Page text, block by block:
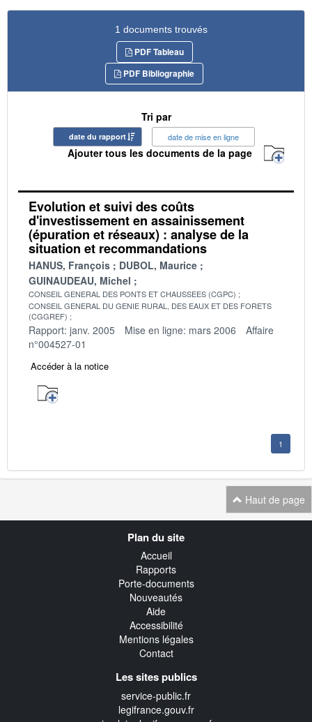
1 documents trouvés
PDF Tableau
PDF Bibliographie
Tri par
date du rapport date de mise en ligne
Ajouter tous les documents de la page
Evolution et suivi des coûts
d'investissement en assainissement
(épuration et réseaux) : analyse de la
situation et recommandations
HANUS, François
DUBOL, Maurice
GUINAUDEAU, Michel
CONSEIL GENERAL DES PONTS ET CHAUSSEES (CGPC)
CONSEIL GENERAL DU GENIE RURAL, DES EAUX ET DES FORETS
(CGGREF)
Rapport: janv. 2005 Mise en ligne: mars 2006
Affaire
n°004527-01
Accéder à la notice
1
Haut de page
Plan du site
Accueil
Rapports
Porte-documents
Nouveautés
Aide
Accessibilité
Mentions légales
Contact
Les sites publics
service-public.fr
legifrance.gouv.fr